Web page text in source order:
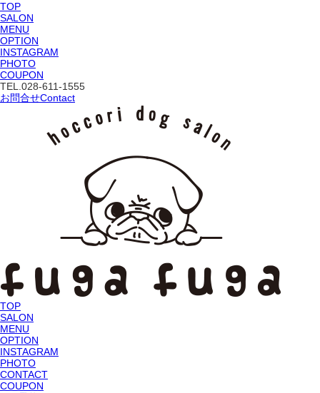
TOP
SALON
MENU
OPTION
INSTAGRAM
PHOTO
COUPON
TEL. 028-611-1555
お問合せContact
TOP
SALON
MENU
OPTION
INSTAGRAM
PHOTO
CONTACT
COUPON